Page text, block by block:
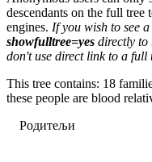
descendants on the full tree
engines. If you wish to see
showfulltree=yes directly to
don't use direct link to a full
This tree contains: 18
these people are blood
Родитељи